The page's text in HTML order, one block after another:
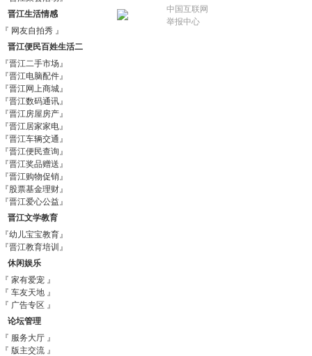
晋江生活情感
『 网友自拍秀 』
晋江便民百姓生活二
手信息市场
『晋江二手市场』
『晋江电脑配件』
『晋江网上商城』
『晋江数码通讯』
『晋江房屋房产』
『晋江居家家电』
『晋江车辆交通』
『晋江便民查询』
『晋江奖品赠送』
『晋江购物促销』
『股票基金理财』
『晋江爱心公益』
晋江文学教育
『幼儿宝宝教育』
『晋江教育培训』
休闲娱乐
『 家有爱宠 』
『 车友天地 』
『 广告专区 』
论坛管理
『 服务大厅 』
『 版主交流 』
中国互联网
举报中心